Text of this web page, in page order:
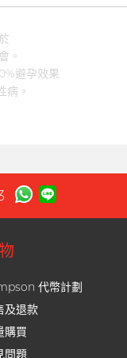
。
避孕效果
病。
代幣計劃
及退款
購買
問題